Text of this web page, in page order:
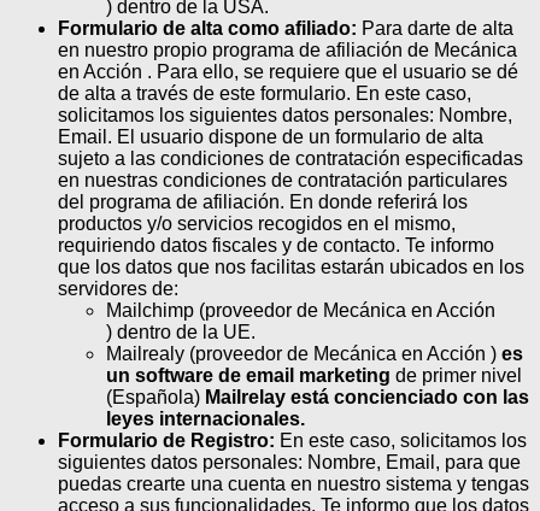
) dentro de la USA.
Formulario de alta como afiliado: Para darte de alta
en nuestro propio programa de afiliación de Mecánica
en Acción . Para ello, se requiere que el usuario se dé
de alta a través de este formulario. En este caso,
solicitamos los siguientes datos personales: Nombre,
Email. El usuario dispone de un formulario de alta
sujeto a las condiciones de contratación especificadas
en nuestras condiciones de contratación particulares
del programa de afiliación. En donde referirá los
productos y/o servicios recogidos en el mismo,
requiriendo datos fiscales y de contacto. Te informo
que los datos que nos facilitas estarán ubicados en los
servidores de:
Mailchimp (proveedor de Mecánica en Acción
) dentro de la UE.
Mailrealy (proveedor de Mecánica en Acción ) es
un software de email marketing de primer nivel
(Española) Mailrelay está concienciado con las
leyes internacionales.
Formulario de Registro: En este caso, solicitamos los
siguientes datos personales: Nombre, Email, para que
puedas crearte una cuenta en nuestro sistema y tengas
acceso a sus funcionalidades. Te informo que los datos